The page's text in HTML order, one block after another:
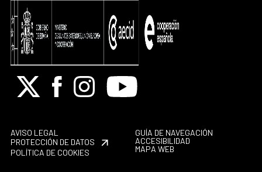
X FacebookInstagramYoutube
AVISO LEGAL
PROTECCIÓN DE DATOS
POLÍTICA DE COOKIES
GUÍA DE NAVEGACIÓN
ACCESIBILIDAD
MAPA WEB